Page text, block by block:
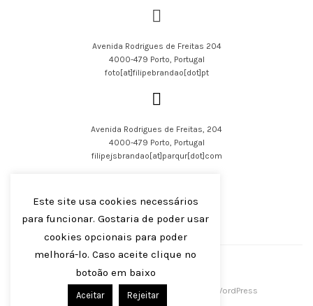
Avenida Rodrigues de Freitas 204
4000-479 Porto, Portugal
foto[at]filipebrandao[dot]pt
Avenida Rodrigues de Freitas, 204
4000-479 Porto, Portugal
filipejsbrandao[at]parqur[dot]com
English Português
Filipe J S Brandão 2016-2023
Centreal Plus by Northeme WordPress
Este site usa cookies necessários
para funcionar. Gostaria de poder usar
cookies opcionais para poder
melhorá-lo. Caso aceite clique no
botoão em baixo
Aceitar Rejeitar